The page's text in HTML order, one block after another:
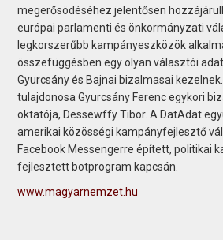
megerősödéséhez jelentősen
európai parlamenti és önkormányzati
legkorszerűbb kampányeszközök
összefüggésben egy olyan választói
Gyurcsány és Bajnai bizalmasai
tulajdonosa Gyurcsány Ferenc egykori
oktatója, Dessewffy Tibor. A DatAdat
amerikai közösségi kampányfejlesztő
Facebook Messengerre épített, politikai
fejlesztett botprogram kapcsán.
www.magyarnemzet.hu